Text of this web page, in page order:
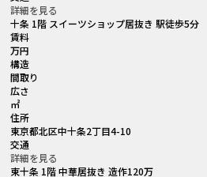
詳細を見る
十条 1階 スイーツショップ居抜き 駅徒歩5分
賃料
万円
構造
間取り
広さ
㎡
住所
東京都北区中十条2丁目4-10
交通
詳細を見る
東十条 1階 中華居抜き 造作120万